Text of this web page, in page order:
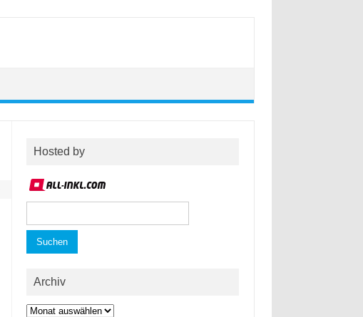
Hosted by
nach:
Archiv
Archiv